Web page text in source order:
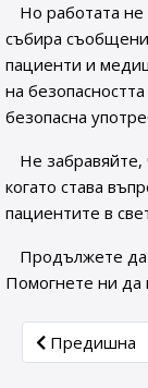
Но работата
събира
пациенти и
на
безопасна
Не
когато става
пациентите в
Продължете
Помогнете ни да
Previous
Предишна